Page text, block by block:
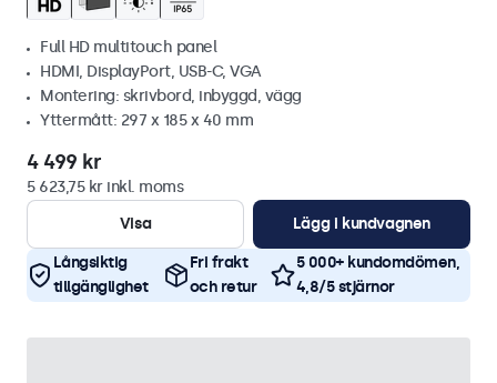
Full HD multitouch panel
HDMI, DisplayPort, USB-C, VGA
Montering: skrivbord, inbyggd, vägg
Yttermått: 297 x 185 x 40 mm
4 499 kr
5 623,75 kr inkl. moms
Visa
Lägg i kundvagnen
Långsiktig
tillgänglighet
Fri frakt
och retur
5 000+ kundomdömen,
4,8/5 stjärnor